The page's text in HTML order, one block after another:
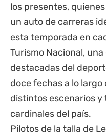
los presentes,
un auto de carreras
esta temporada en
Turismo Nacional,
destacadas del
doce fechas a lo
distintos escenarios y
cardinales del país.
Pilotos de la talla de